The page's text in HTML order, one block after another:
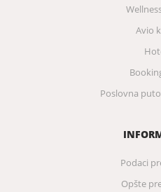
Avio
Poslovna
Podaci
Opšte